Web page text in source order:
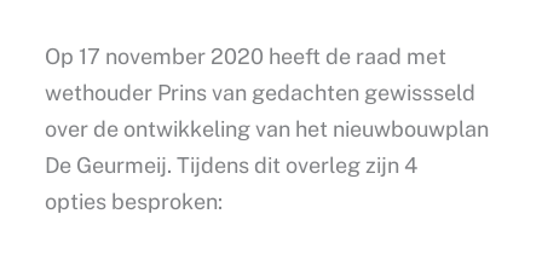
Op 17 november 2020 heeft de raad met
wethouder Prins van gedachten gewissseld
over de ontwikkeling van het nieuwbouwplan
De Geurmeij. Tijdens dit overleg zijn 4
opties besproken: